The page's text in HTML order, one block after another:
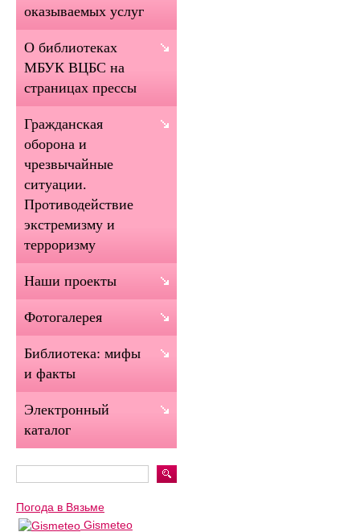
оказываемых услуг
О библиотеках
МБУК ВЦБС на
страницах прессы
Гражданская
оборона и
чрезвычайные
ситуации.
Противодействие
экстремизму и
терроризму
Наши проекты
Фотогалерея
Библиотека: мифы
и факты
Электронный
каталог
Погода в Вязьме
Gismeteo